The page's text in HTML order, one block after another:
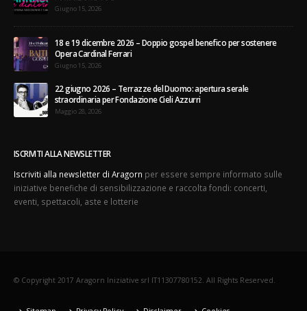
18 e 19 dicembre 2026 – Doppio gospel benefico per sostenere
Opera Cardinal Ferrari
Giugno 15, 2026
straordinaria per Fondazione Cieli Azzurri
Maggio 28, 2026
Iscriviti alla newsletter di Aragorn
iniziative benefiche di sensibilizzazione e raccolta fondi: concerti,
eventi, spettacoli, aste e lotterie